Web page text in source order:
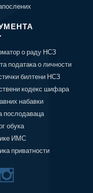
о раду НСЗ
података о личности
билтени НСЗ
кодекс шифара
набавки
послодаваца
обука
ИМС
приватности